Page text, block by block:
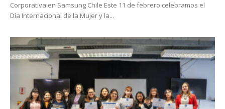
Corporativa en Samsung Chile Este 11 de febrero celebramos el
Día Internacional de la Mujer y la...